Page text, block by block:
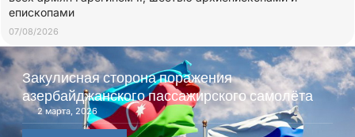
епископами
07/08/2026
Закулисная сторона поражения
азербайджанского пассажирского самолёта
2 марта, 2026